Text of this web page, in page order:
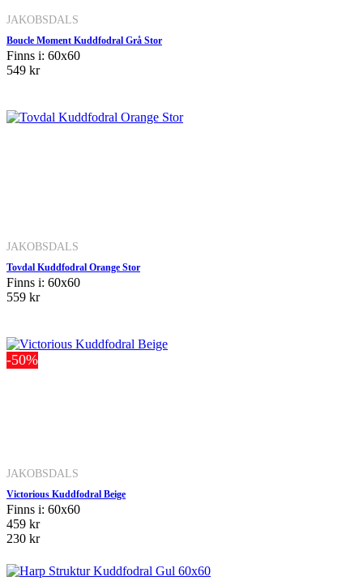
JAKOBSDALS
Boucle Moment Kuddfodral Grå Stor
Finns i: 60x60
549 kr
JAKOBSDALS
Tovdal Kuddfodral Orange Stor
Finns i: 60x60
559 kr
-50%
JAKOBSDALS
Victorious Kuddfodral Beige
Finns i: 60x60
459 kr
230 kr